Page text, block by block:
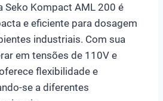
Seko Kompact AML 200 é
e eficiente para dosagem
industriais. Com sua
em tensões de 110V e
flexibilidade e
se a diferentes